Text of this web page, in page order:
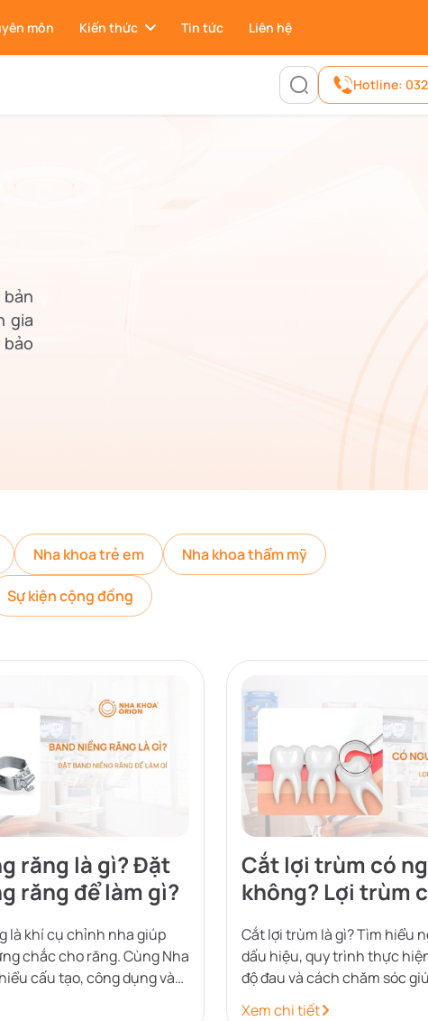
môn Kiến thức Tin tức Liên hệ
Hotline:
gia
Nha khoa trẻ em Nha khoa thẩm mỹ
Sự kiện cộng đồng
răng là gì? Đặt
răng để làm gì?
là khí cụ chỉnh nha giúp
chắc cho răng. Cùng Nha
cấu tạo, công dụng và
band.
Cắt lợi trùm có
không? Lợi trùm
không?
Cắt lợi trùm là gì? Tìm hiểu
dấu hiệu, quy trình thực
độ đau và cách chăm sóc
hồi phục sau khi tiểu phẫu.
Xem chi tiết